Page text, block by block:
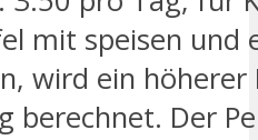
mit speisen und
wird ein höherer
berechnet. Der